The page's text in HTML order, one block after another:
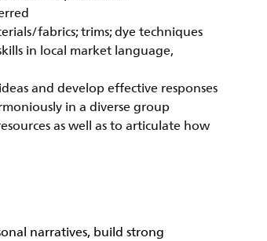
fabrics; trims; dye techniques
in local market language,
and develop effective responses
in a diverse group
as well as to articulate how
narratives, build strong